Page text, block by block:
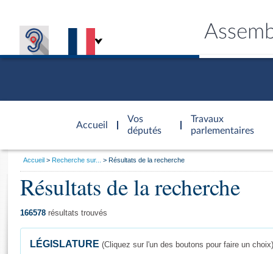
Accueil
d'accueil
Vos
députés
Travaux
parlementaires
Général
Vous
Accueil Recherche sur... Résultats de la recherche
Résultats de la recherche
166578 résultats trouvés
LÉGISLATURE (Cliquez sur l'un des boutons pour faire un choix)